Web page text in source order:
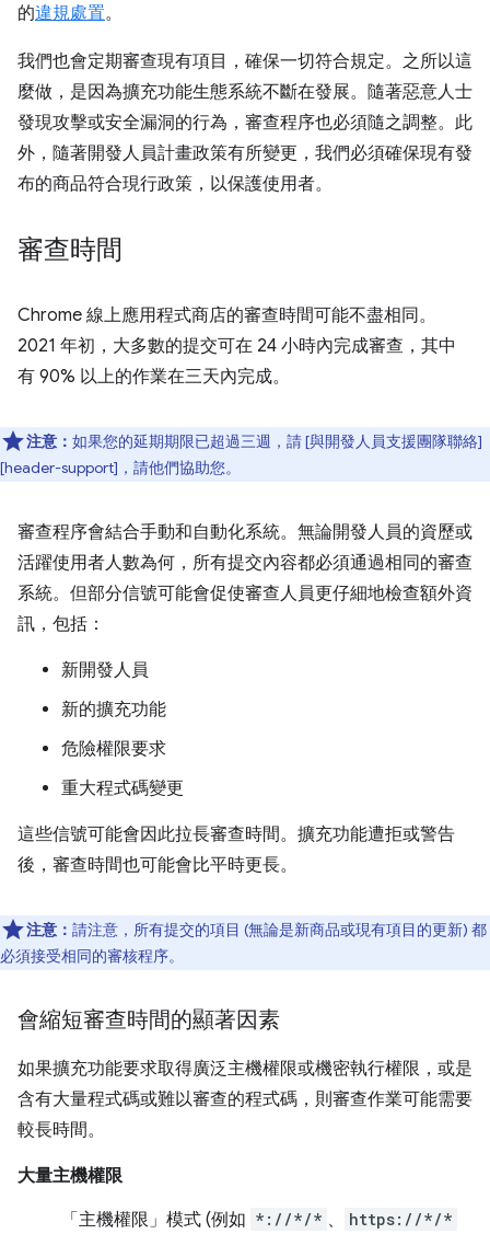
的違規處置。
我們也會定期審查現有項目，確保一切符合規定。之所以這
麼做，是因為擴充功能生態系統不斷在發展。隨著惡意人士
發現攻擊或安全漏洞的行為，審查程序也必須隨之調整。此
外，隨著開發人員計畫政策有所變更，我們必須確保現有發
布的商品符合現行政策，以保護使用者。
審查時間
Chrome 線上應用程式商店的審查時間可能不盡相同。
2021 年初，大多數的提交可在 24 小時內完成審查，其中
有 90% 以上的作業在三天內完成。
注意： 如果您的延期期限已超過三週，請 [與開發人員支援團隊聯絡]
[header-support]，請他們協助您。
審查程序會結合手動和自動化系統。無論開發人員的資歷或
活躍使用者人數為何，所有提交內容都必須通過相同的審查
系統。但部分信號可能會促使審查人員更仔細地檢查額外資
訊，包括：
新開發人員
新的擴充功能
危險權限要求
重大程式碼變更
這些信號可能會因此拉長審查時間。擴充功能遭拒或警告
後，審查時間也可能會比平時更長。
注意： 請注意，所有提交的項目 (無論是新商品或現有項目的更新) 都
必須接受相同的審核程序。
會縮短審查時間的顯著因素
如果擴充功能要求取得廣泛主機權限或機密執行權限，或是
含有大量程式碼或難以審查的程式碼，則審查作業可能需要
較長時間。
大量主機權限
「主機權限」 模式 (例如 *://*/* 、 https://*/*